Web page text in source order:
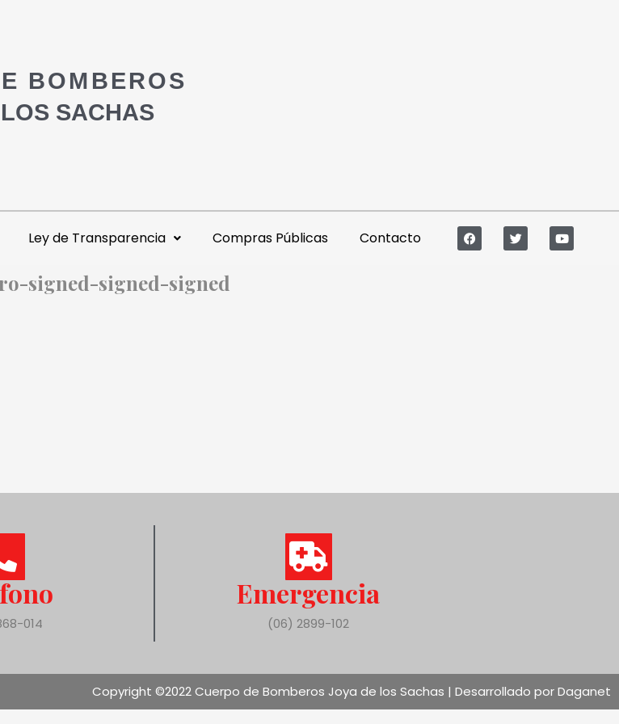
BOMBEROS
SACHAS
Ley de Transparencia Compras Públicas Contacto
signed-signed-signed
014
Emergencia
(06) 2899-102
Copyright ©2022 Cuerpo de Bomberos Joya de los Sachas | Desarrollado por Daganet